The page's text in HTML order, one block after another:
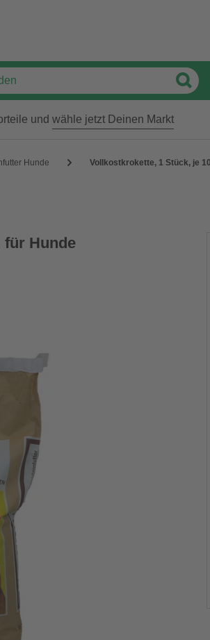
und wähle jetzt Deinen Markt
Hunde Vollkostkrokette, 1 Stück, je
für Hunde